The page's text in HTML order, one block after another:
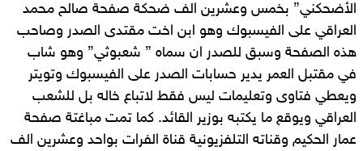
الأضحكني” بخمس وعشرين الف ضحكة صفحة صالح محمد
العراقي على الفيسبوك وهو ابن اخت مقتدى الصدر وصاحب
هذه الصفحة وسبق للصدر ان سماه ” شعبوثي” وهو شاب
في مقتبل العمر يدير حسابات الصدر على الفيسبوك وتويتر
ويعطي فتاوى وتعليمات ليس فقط لاتباع خاله بل للشعب
العراقي ويوقع ما يكتبه بوزير القائد. كما تمت مباغتة صفحة
عمار الحكيم وقناته التلفزيونية قناة الفرات بواحد وعشرين الف